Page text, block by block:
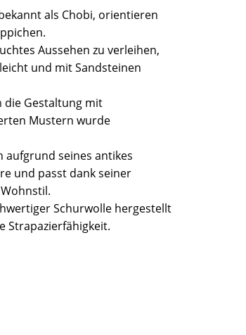
als Chobi, orientieren
Aussehen zu verleihen,
und mit Sandsteinen
die Gestaltung mit
Mustern wurde
aufgrund seines antikes
und passt dank seiner
Schurwolle hergestellt
Strapazierfähigkeit.